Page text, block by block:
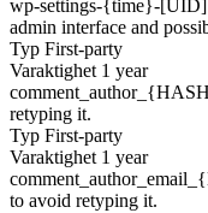
wp-settings-{time}-[UID]
admin interface and
Typ First-party
Varaktighet 1 year
retyping it.
Typ First-party
Varaktighet 1 year
to avoid retyping it.